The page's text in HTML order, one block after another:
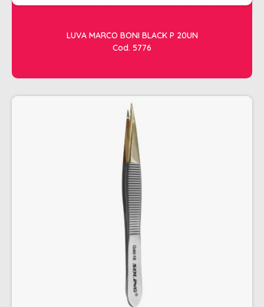
LUVAS E SAPATILHAS C/CREME
MOVEIS
BARBEARIA
CABELELEIRO
ESTETICA
LAVATORIOS + ACESSORIOS
MACAS
MANICURE
POLTRONAS + ACESSORIOS
LUVA MARCO BONI BLACK P 20UN
Cod. 5776